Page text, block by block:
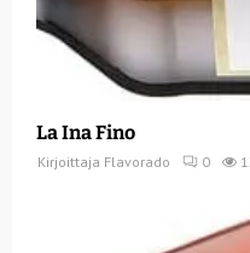
La Ina Fino
Kirjoittaja Flavorado 0